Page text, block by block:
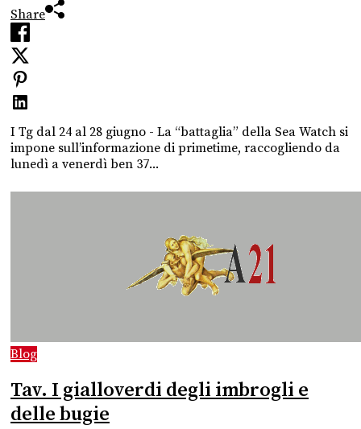
Share
I Tg dal 24 al 28 giugno - La “battaglia” della Sea Watch si
impone sull’informazione di primetime, raccogliendo da
lunedì a venerdì ben 37...
Blog
Tav. I gialloverdi degli imbrogli e
delle bugie